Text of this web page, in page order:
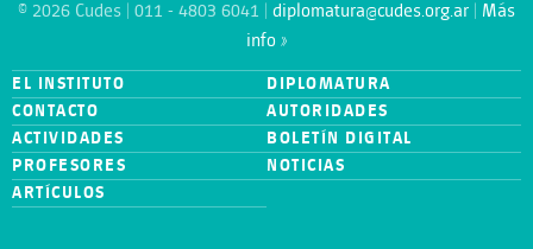
© 2026 Cudes | 011 - 4803 6041 | diplomatura@cudes.org.ar
Más
info »
EL INSTITUTO
DIPLOMATURA
CONTACTO
AUTORIDADES
ACTIVIDADES
BOLETÍN DIGITAL
PROFESORES
NOTICIAS
ARTÍCULOS